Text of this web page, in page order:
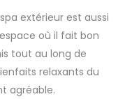
extérieur est aussi
où il fait bon
tout au long de
relaxants du
agréable.